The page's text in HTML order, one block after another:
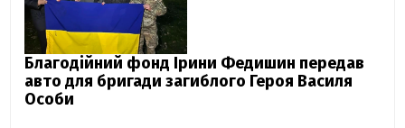
Благодійний фонд Ірини Федишин передав
авто для бригади загиблого Героя Василя
Особи